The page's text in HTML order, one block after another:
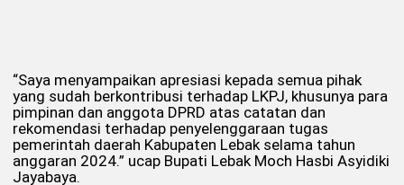
“Saya menyampaikan apresiasi kepada semua pihak
yang sudah berkontribusi terhadap LKPJ, khusunya para
pimpinan dan anggota DPRD atas catatan dan
rekomendasi terhadap penyelenggaraan tugas
pemerintah daerah Kabupaten Lebak selama tahun
anggaran 2024.” ucap Bupati Lebak Moch Hasbi Asyidiki
Jayabaya.